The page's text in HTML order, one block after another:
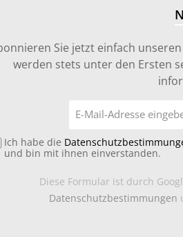
Sie jetzt einfach
werden stets unter den Ersten
Ich habe die
und bin mit ihnen einverstanden.
Diese Formular ist durch
Datenschutzbestimmungen